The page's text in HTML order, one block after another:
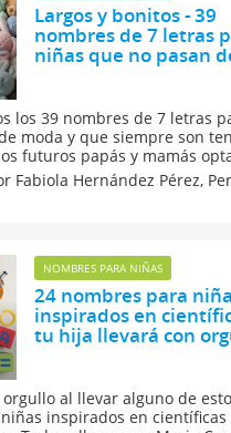
Largos y bonitos - 39
nombres de 7 letras
niñas que no pasan
los 39 nombres de 7 letras
moda y que siempre son
futuros papás y mamás
para niñas porque se
personalidad y porque
Conócelos todos.
Fabiola Hernández Pérez,
NOMBRES PARA NIÑAS
24 nombres para niña
inspirados en
tu hija llevará con
al llevar alguno de
inspirados en científicas